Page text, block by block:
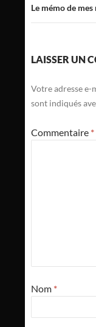
Le mémo de
LAISSER UN
Votre adresse e-
sont indiqués
Commentaire *
Nom *